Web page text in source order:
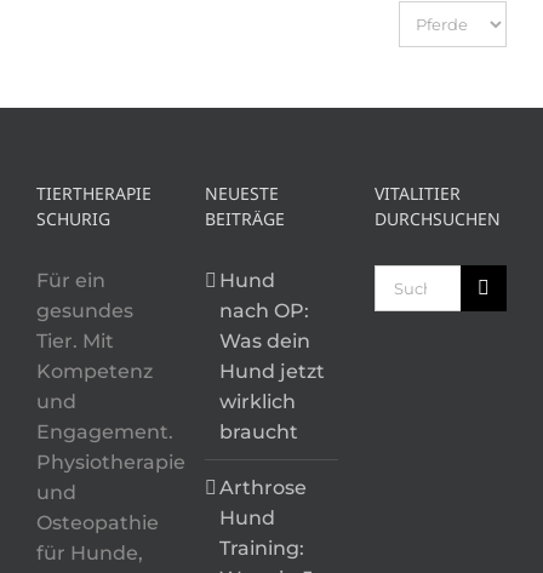
Kategorien
TIERTHERAPIE
SCHURIG
Für ein
gesundes
Tier. Mit
Kompetenz
und
Engagement.
Physiotherapie
und
Osteopathie
für Hunde,
NEUESTE
BEITRÄGE
Hund
nach OP:
Was dein
Hund jetzt
wirklich
braucht
Arthrose
Hund
Training:
VITALITIER
DURCHSUCHEN
Suche
nach: